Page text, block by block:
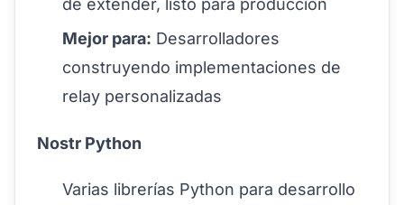
de extender, listo para producción
Mejor para: Desarrolladores
construyendo implementaciones de
relay personalizadas
Nostr Python
Varias librerías Python para desarrollo